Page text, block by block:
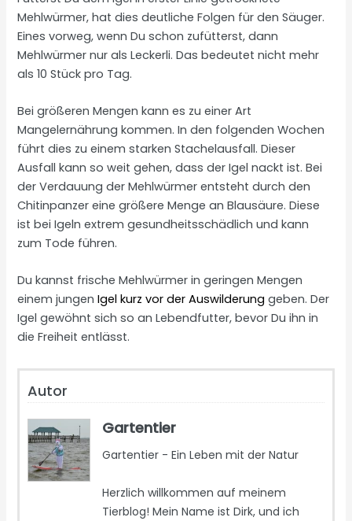
Mehlwürmer, hat dies deutliche Folgen für den Säuger.
Eines vorweg, wenn Du schon zufütterst, dann
Mehlwürmer nur als Leckerli. Das bedeutet nicht mehr
als 10 Stück pro Tag.
Bei größeren Mengen kann es zu einer Art
Mangelernährung kommen. In den folgenden Wochen
führt dies zu einem starken Stachelausfall. Dieser
Ausfall kann so weit gehen, dass der Igel nackt ist. Bei
der Verdauung der Mehlwürmer entsteht durch den
Chitinpanzer eine größere Menge an Blausäure. Diese
ist bei Igeln extrem gesundheitsschädlich und kann
zum Tode führen.
Du kannst frische Mehlwürmer in geringen Mengen
einem jungenIgel kurz vor der Auswilderung geben. Der
Igel gewöhnt sich so an Lebendfutter, bevor Du ihn in
die Freiheit entlässt.
Autor
Gartentier
Gartentier - Ein Leben mit der Natur
Herzlich willkommen auf meinem
Tierblog! Mein Name ist Dirk, und ich